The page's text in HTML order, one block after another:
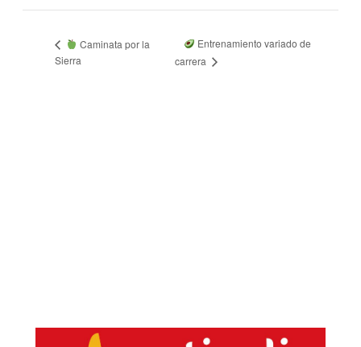
Caminata por la
Sierra
Entrenamiento variado de
carrera